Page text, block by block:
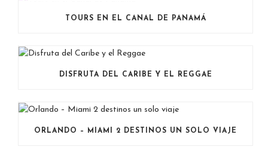
TOURS EN EL CANAL DE PANAMÁ
DISFRUTA DEL CARIBE Y EL REGGAE
ORLANDO – MIAMI 2 DESTINOS UN SOLO VIAJE